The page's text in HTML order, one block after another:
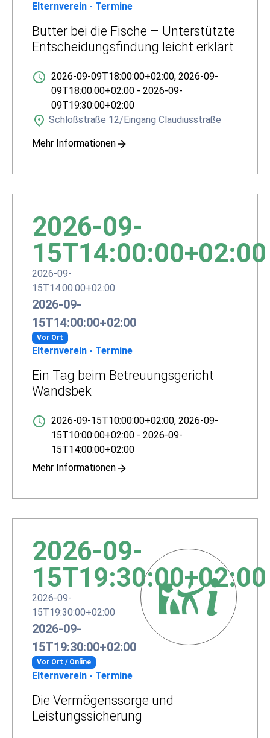
Elternverein - Termine
Butter bei die Fische – Unterstützte
Entscheidungsfindung leicht erklärt
2026-09-09T18:00:00+02:00, 2026-09-
09T18:00:00+02:00 - 2026-09-
09T19:30:00+02:00
Schloßstraße 12/Eingang Claudiusstraße
Mehr Informationen
2026-09-
15T14:00:00+02:00
2026-09-
15T14:00:00+02:00
2026-09-
15T14:00:00+02:00
Elternverein - Termine
Vor Ort
Ein Tag beim Betreuungsgericht
Wandsbek
2026-09-15T10:00:00+02:00, 2026-09-
15T10:00:00+02:00 - 2026-09-
15T14:00:00+02:00
Mehr Informationen
2026-09-
15T19:30:00+02:00
2026-09-
15T19:30:00+02:00
2026-09-
15T19:30:00+02:00
Elternverein - Termine
Vor Ort / Online
Die Vermögenssorge und
Leistungssicherung